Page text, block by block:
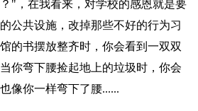
"，在我看来，对学校的感恩就是要
公共设施，改掉那些不好的行为习
的书摆放整齐时，你会看到一双双
你弯下腰捡起地上的垃圾时，你会
像你一样弯下了腰......